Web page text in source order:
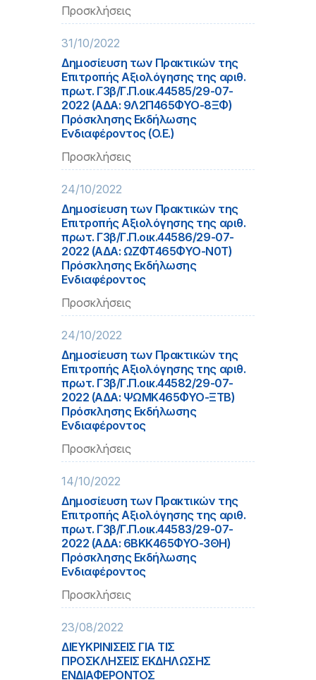
Προσκλήσεις
31/10/2022
Δημοσίευση των Πρακτικών της
Επιτροπής Αξιολόγησης της αριθ.
πρωτ. Γ3β/Γ.Π.οικ.44585/29-07-
2022 (ΑΔΑ: 9Λ2Π465ΦΥΟ-8ΞΦ)
Πρόσκλησης Εκδήλωσης
Ενδιαφέροντος (O.E.)
Προσκλήσεις
24/10/2022
Δημοσίευση των Πρακτικών της
Επιτροπής Αξιολόγησης της αριθ.
πρωτ. Γ3β/Γ.Π.οικ.44586/29-07-
2022 (ΑΔΑ: ΩΖΦΤ465ΦΥΟ-Ν0Τ)
Πρόσκλησης Εκδήλωσης
Ενδιαφέροντος
Προσκλήσεις
24/10/2022
Δημοσίευση των Πρακτικών της
Επιτροπής Αξιολόγησης της αριθ.
πρωτ. Γ3β/Γ.Π.οικ.44582/29-07-
2022 (ΑΔΑ: ΨΩΜΚ465ΦΥΟ-ΞΤΒ)
Πρόσκλησης Εκδήλωσης
Ενδιαφέροντος
Προσκλήσεις
14/10/2022
Δημοσίευση των Πρακτικών της
Επιτροπής Αξιολόγησης της αριθ.
πρωτ. Γ3β/Γ.Π.οικ.44583/29-07-
2022 (ΑΔΑ: 6ΒΚΚ465ΦΥΟ-3ΘΗ)
Πρόσκλησης Εκδήλωσης
Ενδιαφέροντος
Προσκλήσεις
23/08/2022
ΔΙΕΥΚΡΙΝΙΣΕΙΣ ΓΙΑ ΤΙΣ
ΠΡΟΣΚΛΗΣΕΙΣ ΕΚΔΗΛΩΣΗΣ
ΕΝΔΙΑΦΕΡΟΝΤΟΣ